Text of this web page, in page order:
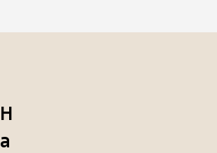
H
a